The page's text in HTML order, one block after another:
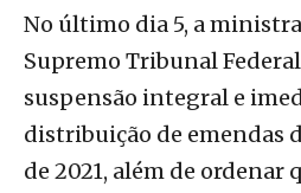
No último dia 5, a ministra
Supremo Tribunal
suspensão integral e
distribuição de emendas
de 2021, além de ordenar